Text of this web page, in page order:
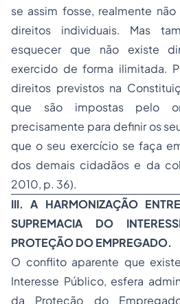
se assim fosse, realmente
direitos individuais. Mas
esquecer que não existe
exercido de forma ilimitada.
direitos previstos na
que são impostas pelo
precisamente para definir os
que o seu exercício se faça
dos demais cidadãos e da
2010, p. 36).
III. A HARMONIZAÇÃO
SUPREMACIA DO
PROTEÇÃO DO EMPREGADO.
O conflito aparente que
Interesse Público, esfera
da Proteção do